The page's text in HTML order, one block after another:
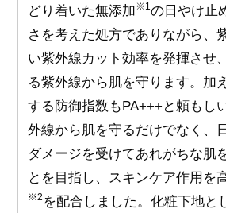
どり着いた無添加※1の日やけ止
さを考えた処方でありながら、
い紫外線カット効率を発揮させ
る紫外線から肌を守ります。加
する防御指数もPA+++と頼もし
外線から肌を守るだけでなく、
ダメージを受けてあれがちな肌
とを目指し、スキンケア作用を
※2 を配合しました。化粧下地と